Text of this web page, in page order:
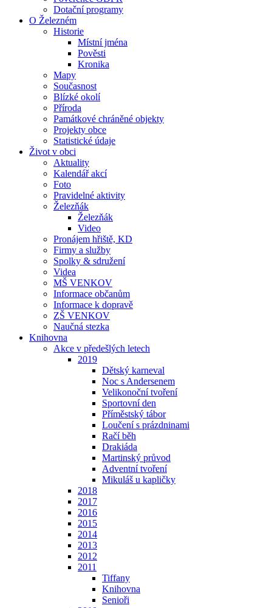
Dotační programy
O Železném
Historie
Místní jména
Pověsti
Kronika
Mapy
Současnost
Blízké okolí
Příroda
Památkové chráněné objekty
Projekty obce
Statistické údaje
Život v obci
Aktuality
Kalendář akcí
Foto
Pravidelné aktivity
Železňák
Železňák
Video
Pronájem hřiště, KD
Firmy a služby
Spolky & sdružení
Videa
MŠ VENKOV
Informace občanům
Informace k dopravě
ZŠ VENKOV
Naučná stezka
Knihovna
Akce v předešlých letech
2019
Dětský karneval
Noc s Andersenem
Velikonoční tvoření
Sportovní den
Příměstský tábor
Loučení s prázdninami
Račí běh
Drakiáda
Martinský průvod
Adventní tvoření
Mikuláš u kapličky
2018
2017
2016
2015
2014
2013
2012
2011
Tiffany
Knihovna
Senioři